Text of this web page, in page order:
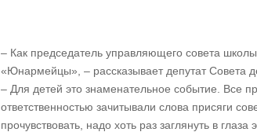
– Как председатель управляющего совета
«Юнармейцы», – рассказывает депутат Совета
– Для детей это знаменательное событие. Все
ответственностью зачитывали слова присяги
прочувствовать, надо хоть раз заглянуть в